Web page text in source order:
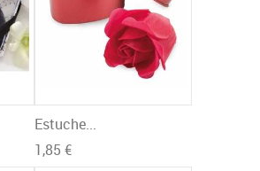
Estuche...
1,85 €